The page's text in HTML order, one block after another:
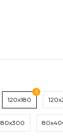
120x180
80x300